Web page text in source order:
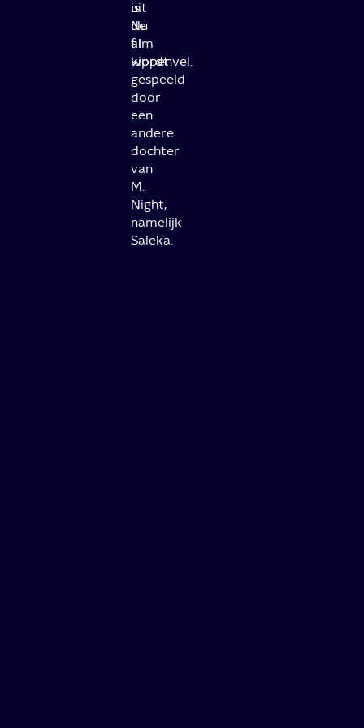
uit
de
film
wordt
gespeeld
door
een
andere
dochter
van
M.
Night,
namelijk
Saleka.
is.
Nu
al
kippenvel.